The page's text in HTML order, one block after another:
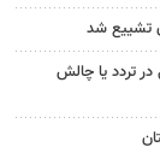
تشییع شد
تردد یا چالش